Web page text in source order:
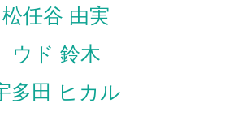
松任谷 由実
ウド 鈴木
多田 ヒカル